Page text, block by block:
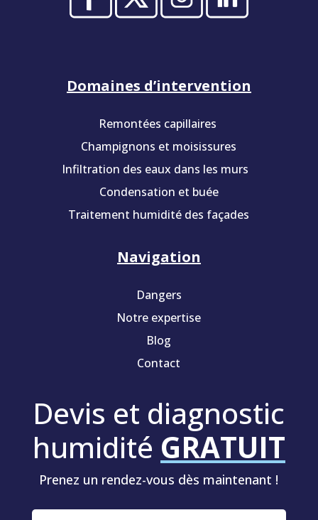
Domaines d’intervention
Remontées capillaires
Champignons et moisissures
Infiltration des eaux dans les murs
Condensation et buée
Traitement humidité des façades
Navigation
Dangers
Notre expertise
Blog
Contact
Devis et diagnostic
humidité GRATUIT
Prenez un rendez-vous dès maintenant !